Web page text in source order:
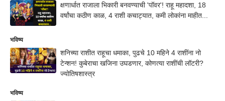
क्षणार्धात राजाला भिकारी बनवण्याची 'पॉवर'! राहू महादशा, 18
वर्षांचा कठीण काळ, 4 राशी कचाट्यात, कमी लोकांना माहीत...
भविष्य
शनिच्या राशीत राहूचा धमाका, पुढचे 10 महिने 4 राशींना नो
टेन्शन! कुबेराचा खजिना उघडणार, कोणत्या राशींची लॉटरी?
ज्योतिषशास्त्र
भविष्य